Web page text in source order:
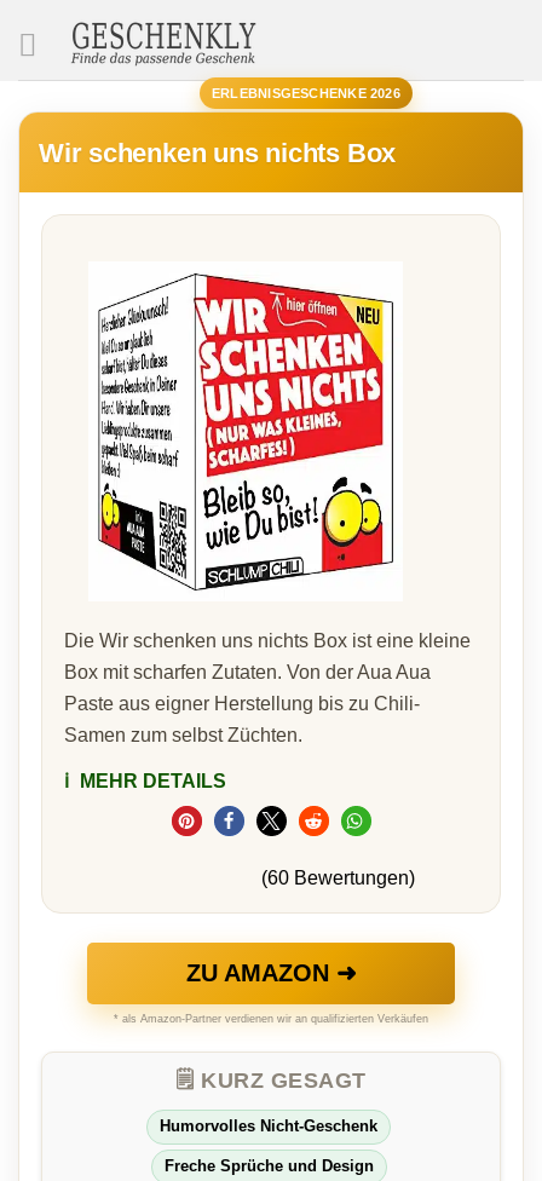
ERLEBNISGESCHENKE 2026
Wir schenken uns nichts Box
Die Wir schenken uns nichts Box ist eine kleine
Box mit scharfen Zutaten. Von der Aua Aua
Paste aus eigner Herstellung bis zu Chili-
Samen zum selbst Züchten.
ℹ️ MEHR DETAILS
(60 Bewertungen)
ZU AMAZON ➜
* als Amazon-Partner verdienen wir an qualifizierten Verkäufen
🗒️ KURZ GESAGT
Humorvolles Nicht-Geschenk
Freche Sprüche und Design